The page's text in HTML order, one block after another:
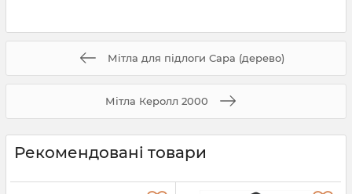
Мітла для підлоги Сара (дерево)
Мітла Керолл 2000
Рекомендовані товари